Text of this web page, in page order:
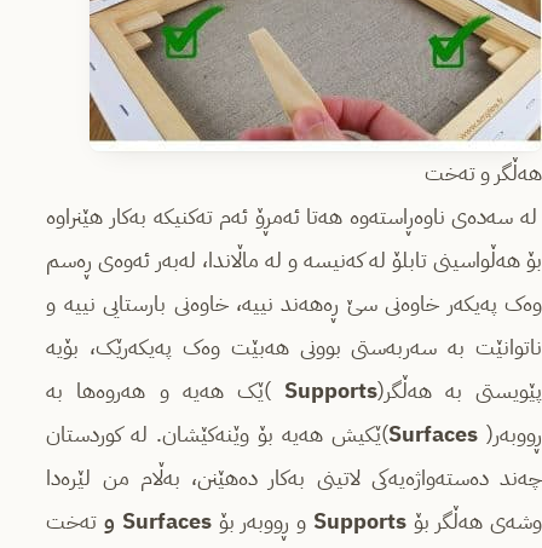
هەڵگر و تەخت
لە سەدەی ناوەڕاستەوە هەتا ئەمڕۆ ئەم تەکنیکە بەکار هێنراوە
بۆ هەڵواسینی تابلۆ لە کەنیسە و لە ماڵاندا، لەبەر ئەوەی ڕەسم
وەک پەیکەر خاوەنی سێ ڕەهەند نییە، خاوەنی بارستایی نییە و
ناتوانێت بە سەربەستی بوونی هەبێت وەک پەیکەرێک، بۆیە
پێویستی بە هەڵگر(Supports )ێک هەیە و هەروەها بە
ڕووبەر( Surfaces)ێکیش هەیە بۆ وێنەکێشان. لە کوردستان
چەند دەستەواژەیەکی لاتینی بەکار دەهێنن، بەڵام من لێرەدا
وشەی هەڵگر بۆSupports و ڕووبەر بۆSurfaces وتەخت